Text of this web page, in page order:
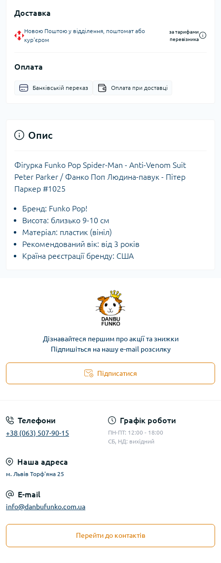
Доставка
Новою Поштою у відділення, поштомат або
кур'єром
за тарифами
перевізника
Оплата
Банківській переказ Оплата при доставці
Опис
Фігурка Funko Pop Spider-Man - Anti-Venom Suit
Peter Parker / Фанко Поп Людина-павук - Пітер
Паркер #1025
Бренд: Funko Pop!
Висота: близько 9-10 см
Матеріал: пластик (вініл)
Рекомендований вік: від 3 років
Країна реєстрації бренду: США
Дізнавайтеся першим про акції та знижки
Підпишіться на нашу e-mail розсилку
Підписатися
Телефони
+38 (063) 507-90-15
Графік роботи
ПН-ПТ: 12:00 - 18:00
СБ, НД: вихідний
Наша адреса
м. Львів Торф'яна 25
E-mail
info@danbufunko.com.ua
Перейти до контактів